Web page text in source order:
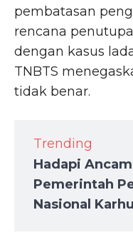
pembatasan
rencana
dengan kasus
TNBTS
tidak benar.
Trending
Hadapi
Pemerintah
Nasional